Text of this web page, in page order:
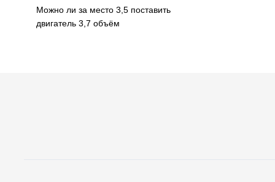
Можно ли за место 3,5 поставить
двигатель 3,7 объём